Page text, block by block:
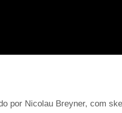
por Nicolau Breyner, com